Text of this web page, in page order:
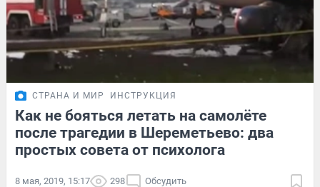
СТРАНА И МИР ИНСТРУКЦИЯ
Как не бояться летать на самолёте
после трагедии в Шереметьево: два
простых совета от психолога
8 мая, 2019, 15:17 298 Обсудить